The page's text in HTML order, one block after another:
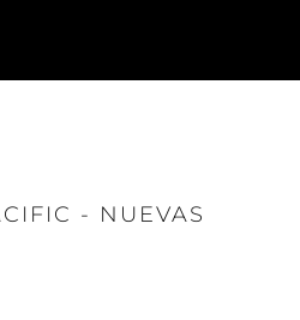
- NUEVAS